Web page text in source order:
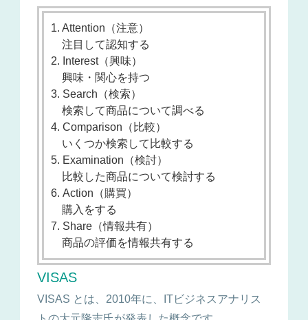
1. Attention（注意）
注目して認知する
2. Interest（興味）
興味・関心を持つ
3. Search（検索）
検索して商品について調べる
4. Comparison（比較）
いくつか検索して比較する
5. Examination（検討）
比較した商品について検討する
6. Action（購買）
購入をする
7. Share（情報共有）
商品の評価を情報共有する
VISAS
VISAS とは、2010年に、ITビジネスアナリス